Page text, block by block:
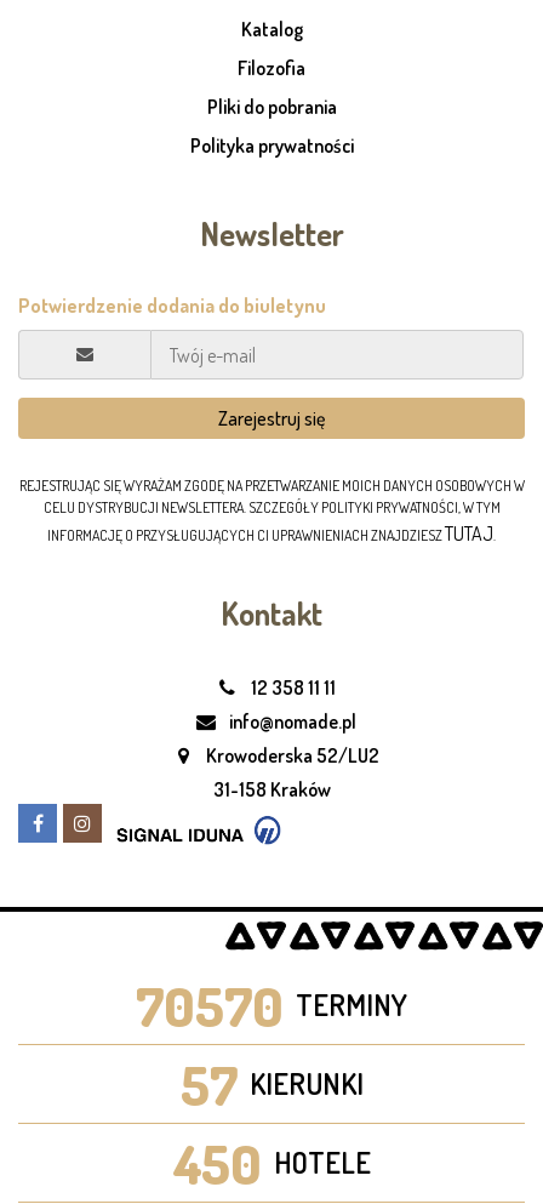
Katalog
Filozofia
Pliki do pobrania
Polityka prywatności
Newsletter
REJESTRUJĄC SIĘ WYRAŻAM ZGODĘ NA PRZETWARZANIE MOICH DANYCH OSOBOWYCH W
CELU DYSTRYBUCJI NEWSLETTERA. SZCZEGÓŁY POLITYKI PRYWATNOŚCI, W TYM
INFORMACJĘ O PRZYSŁUGUJĄCYCH CI UPRAWNIENIACH ZNAJDZIESZTUTAJ
Kontakt
12 358 11 11
info@nomade.pl
Krowoderska 52/LU2
31-158 Kraków
70570 TERMINY
57 KIERUNKI
450 HOTELE